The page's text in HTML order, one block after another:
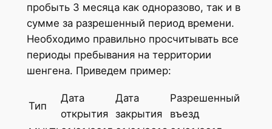
пробыть 3 месяца как одноразово, так и в
сумме за разрешенный период времени.
Необходимо правильно просчитывать все
периоды пребывания на территории
шенгена. Приведем пример:
Тип
Дата
открытия
Дата
закрытия
Разрешенный
въезд